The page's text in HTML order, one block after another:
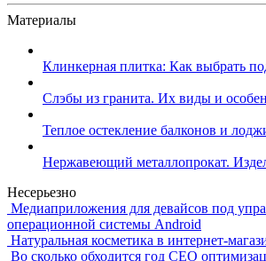
Материалы
Клинкерная плитка: Как выбрать
Слэбы из гранита. Их виды и
Теплое остекление балконов и
Нержавеющий металлопрокат.
Несерьезно
Медиаприложения для девайсов под
операционной системы Android
Натуральная косметика в интернет-
Во сколько обходится год СЕО